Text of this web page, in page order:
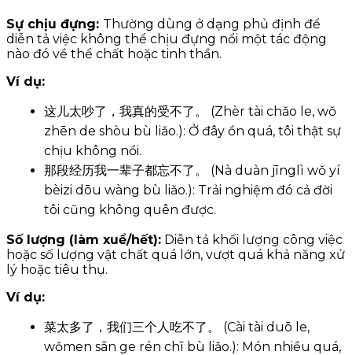
Sự chịu đựng: Thường dùng ở dạng phủ định để
diễn tả việc không thể chịu đựng nổi một tác động
nào đó về thể chất hoặc tinh thần.
Ví dụ:
这儿太吵了，我真的受不了。 (Zhèr tài chǎo le, wǒ
zhēn de shòu bù liǎo.): Ở đây ồn quá, tôi thật sự
chịu không nổi.
那段经历我一辈子都忘不了。 (Nà duàn jīnglì wǒ yí
bèizi dōu wàng bù liǎo.): Trải nghiệm đó cả đời
tôi cũng không quên được.
Số lượng (làm xuể/hết): Diễn tả khối lượng công việc
hoặc số lượng vật chất quá lớn, vượt quá khả năng xử
lý hoặc tiêu thụ.
Ví dụ:
菜太多了，我们三个人吃不了。 (Cài tài duō le,
wǒmen sān ge rén chī bù liǎo.): Món nhiều quá,